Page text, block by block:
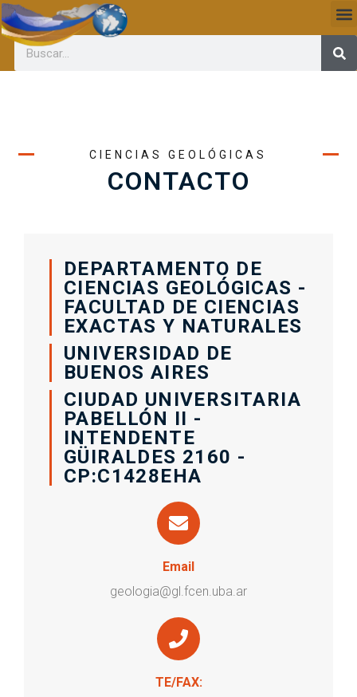
CIENCIAS GEOLÓGICAS
CONTACTO
DEPARTAMENTO DE
CIENCIAS GEOLÓGICAS -
FACULTAD DE CIENCIAS
EXACTAS Y NATURALES
UNIVERSIDAD DE
BUENOS AIRES
CIUDAD UNIVERSITARIA
PABELLÓN II -
INTENDENTE
GÜIRALDES 2160 -
CP:C1428EHA
Email
geologia@gl.fcen.uba.ar
TE/FAX: